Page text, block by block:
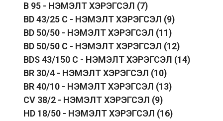
B 95 - НЭМЭЛТ ХЭРЭГСЭЛ (7)
BD 43/25 C - НЭМЭЛТ ХЭРЭГСЭЛ (9)
BD 50/50 - НЭМЭЛТ ХЭРЭГСЭЛ (11)
BD 50/50 C - НЭМЭЛТ ХЭРЭГСЭЛ (12)
BDS 43/150 C - НЭМЭЛТ ХЭРЭГСЭЛ (14)
BR 30/4 - НЭМЭЛТ ХЭРЭГСЭЛ (10)
BR 40/10 - НЭМЭЛТ ХЭРЭГСЭЛ (13)
CV 38/2 - НЭМЭЛТ ХЭРЭГСЭЛ (9)
HD 18/50 - НЭМЭЛТ ХЭРЭГСЭЛ (16)